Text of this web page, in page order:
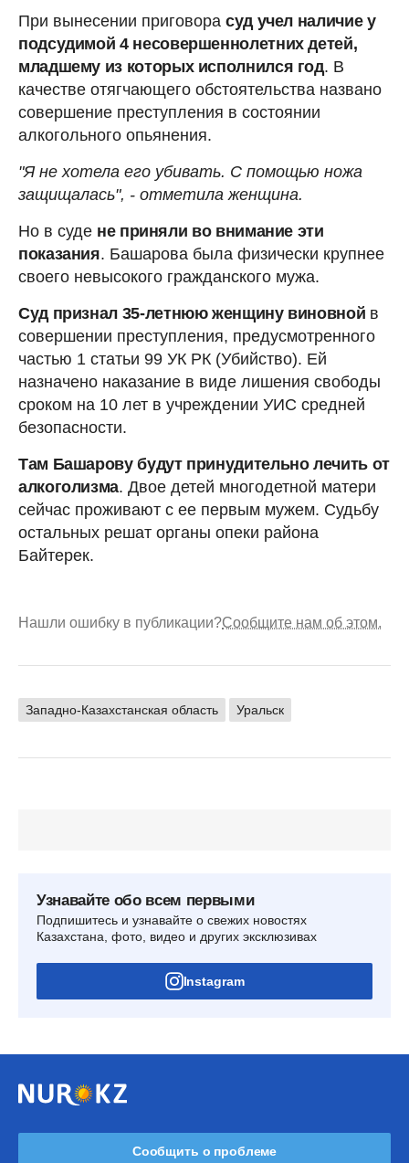
При вынесении приговора суд учел наличие у
подсудимой 4 несовершеннолетних детей,
младшему из которых исполнился год. В
качестве отягчающего обстоятельства названо
совершение преступления в состоянии
алкогольного опьянения.
"Я не хотела его убивать. С помощью ножа
защищалась", - отметила женщина.
Но в суде не приняли во внимание эти
показания. Башарова была физически крупнее
своего невысокого гражданского мужа.
Суд признал 35-летнюю женщину виновной в
совершении преступления, предусмотренного
частью 1 статьи 99 УК РК (Убийство). Ей
назначено наказание в виде лишения свободы
сроком на 10 лет в учреждении УИС средней
безопасности.
Там Башарову будут принудительно лечить от
алкоголизма. Двое детей многодетной матери
сейчас проживают с ее первым мужем. Судьбу
остальных решат органы опеки района
Байтерек.
Нашли ошибку в публикации?Сообщите нам об этом.
Западно-Казахстанская область Уральск
Узнавайте обо всем первыми
Подпишитесь и узнавайте о свежих новостях
Казахстана, фото, видео и других эксклюзивах
Instagram
Сообщить о проблеме